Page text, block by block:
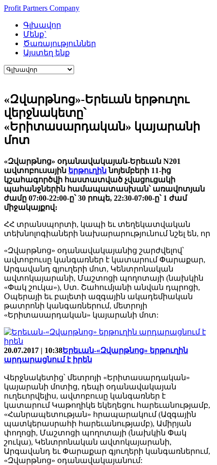
Profit Partners Company
Գլխավոր
Մենք`
Ծառայություններ
Այստեղ ենք
«Զվարթնոց»-Երեւան երթուղու
վերջնակետը՝
«Երիտասարդական» կայարանի
մոտ
«Զվարթնոց» օդանավակայան-Երեւան N201
ավտոբուսային երթուղիննոյեմբերի 11-ից
կշահագործվի հաստատված չվացուցակի
պահանջներին համապատասխան՝ առավոտյան
ժամը 07:00-22:00-ը՝ 30 րոպե, 22:30-07:00-ը՝ 1 ժամ
միջակայքով։
ՀՀ տրանսպորտի, կապի եւ տեղեկատվական
տեխնոլոգիաների նախարարությունում նշել են, որ
«Զվարթնոց» օդանավակայանից շարժվելով՝
ավտոբուսը կանգառներ է կատարում Փարաքար,
Արգավանդ գյուղերի մոտ, Կենտրոնական
ավտոկայարանի, Մաշտոցի պողոտայի (նախկին
«Փակ շուկա»), Ստ. Շահումյանի անվան դպրոցի,
Օպերայի եւ բալետի ազգային ակադեմիական
թատրոնի կանգառներում, մետրոյի
«Երիտասարդական» կայարանի մոտ:
20.07.2017 | 10:38Երեւան-«Զվարթնոց» երթուղին
արդարացնում է իրեն
Վերջնակետից՝ մետրոյի «Երիտասարդական»
կայարանի մոտից, դեպի օդանավակայան
ուղեւորվելիս, ավտոբուսը կանգառներ է
կատարում Կաթողիկե եկեղեցու հարեւանությամբ,
«Հանրապետության» հրապարակում (Ազգային
պատկերասրահի հարեւանությամբ), Ամիրյան
փողոցի, Մաշտոցի պողոտայի (նախկին Փակ
շուկա), Կենտրոնական ավտոկայարանի,
Արգավանդ եւ Փարաքար գյուղերի կանգառներում,
«Զվարթնոց» օդանավակայանում: